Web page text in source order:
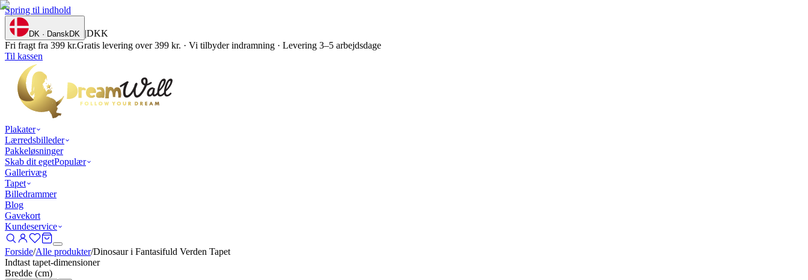
Spring til indhold
DK · DanskDK |DKK
Fri fragt fra 399 kr.Gratis levering over 399 kr. · Vi tilbyder indramning · Levering 3–5 arbejdsdage
Til kassen
Plakater
Lærredsbilleder
Pakkeløsninger
Skab dit egetPopulær
Gallerivæg
Tapet
Billedrammer
Blog
Gavekort
Kundeservice
Forside/Alle produkter/Dinosaur i Fantasifuld Verden Tapet
Indtast tapet-dimensioner
Bredde (cm)